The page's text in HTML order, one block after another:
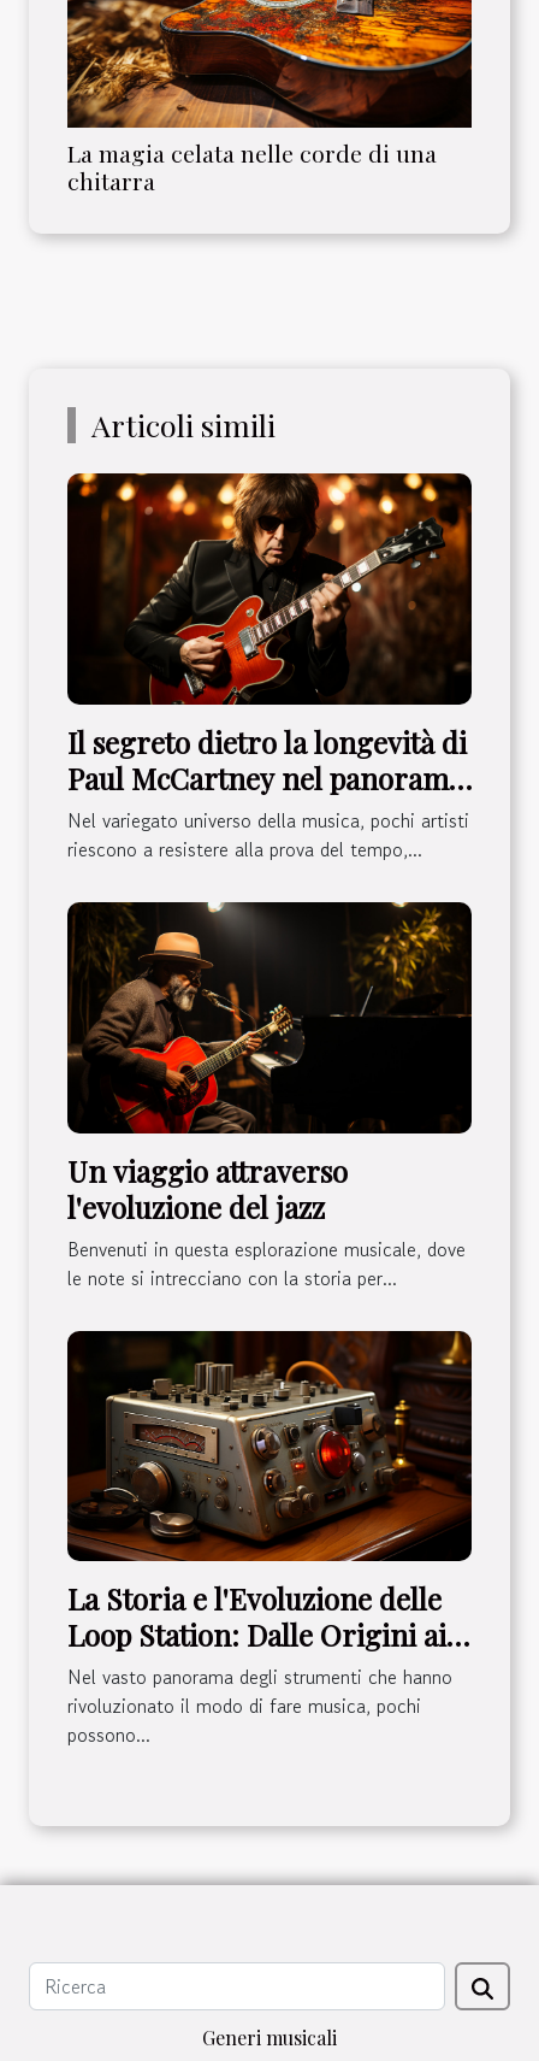
La magia celata nelle corde di una
chitarra
Articoli simili
Il segreto dietro la longevità di
Paul McCartney nel panorama
musicale
Nel variegato universo della musica, pochi artisti
riescono a resistere alla prova del tempo,...
Un viaggio attraverso
l'evoluzione del jazz
Benvenuti in questa esplorazione musicale, dove
le note si intrecciano con la storia per...
La Storia e l'Evoluzione delle
Loop Station: Dalle Origini ai
Modelli Attuali
Nel vasto panorama degli strumenti che hanno
rivoluzionato il modo di fare musica, pochi
possono...
Generi musicali